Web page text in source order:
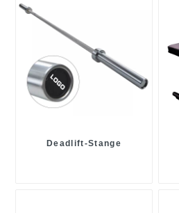
Deadlift-Stange